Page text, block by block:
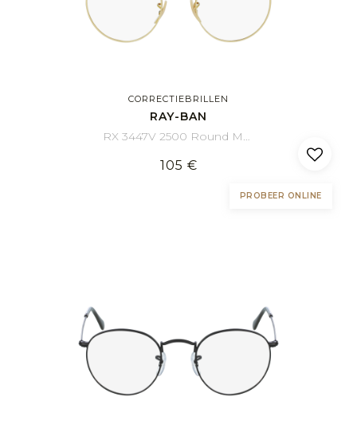
CORRECTIEBRILLEN
RAY-BAN
RX 3447V 2500 Round Metal 47/21
105 €
PROBEER ONLINE